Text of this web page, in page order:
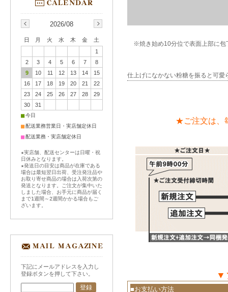
※焼き始め10分位で表面上部に包
仕上げになかない粉糖を振ると可愛
★ご注文は、
▼
■お支払い方法
2026/08
日 月 火 水 木 金
土
1
2
3 4 5 6 7
8
9
10 11 12 13 14
15
16
17 18 19 20 21
22
23
24 25 26 27 28
29
30
31
■今日
■配送業務営業日・実店舗定休日
■配送業務・実店舗定休日
★実店舗、配送センターは日曜・祝
日休みとなります。
★発送日の目安は商品が在庫である
場合は最短翌日出荷、受注発注品や
お取り寄せ商品の場合は入荷次第の
発送となります。ご注文が集中いた
しました場合、お手元に商品が届く
まで1週間～2週間かかる場合もご
ざいます。
下記にメールアドレスを入力し
登録ボタンを押して下さい。